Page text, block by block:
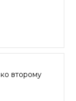
второму